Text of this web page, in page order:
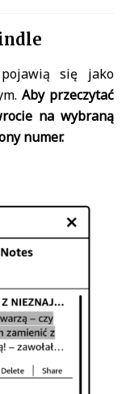
się jako
Aby przeczytać
na wybraną
numer.